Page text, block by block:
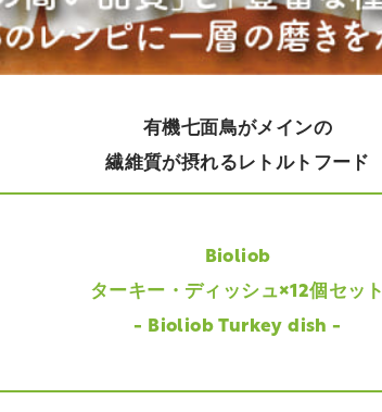
有機七面鳥がメインの
繊維質が摂れるレトルトフード
Bioliob
ターキー・ディッシュ×12個セット
- Bioliob Turkey dish -